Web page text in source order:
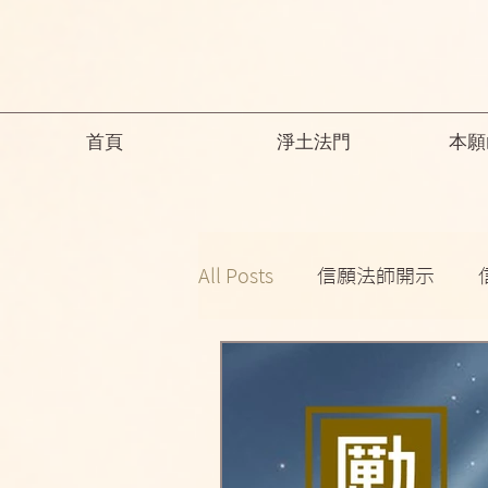
首頁 淨土法門 本
All Posts 信願法師開示
諸師勸勉助念
一般故事